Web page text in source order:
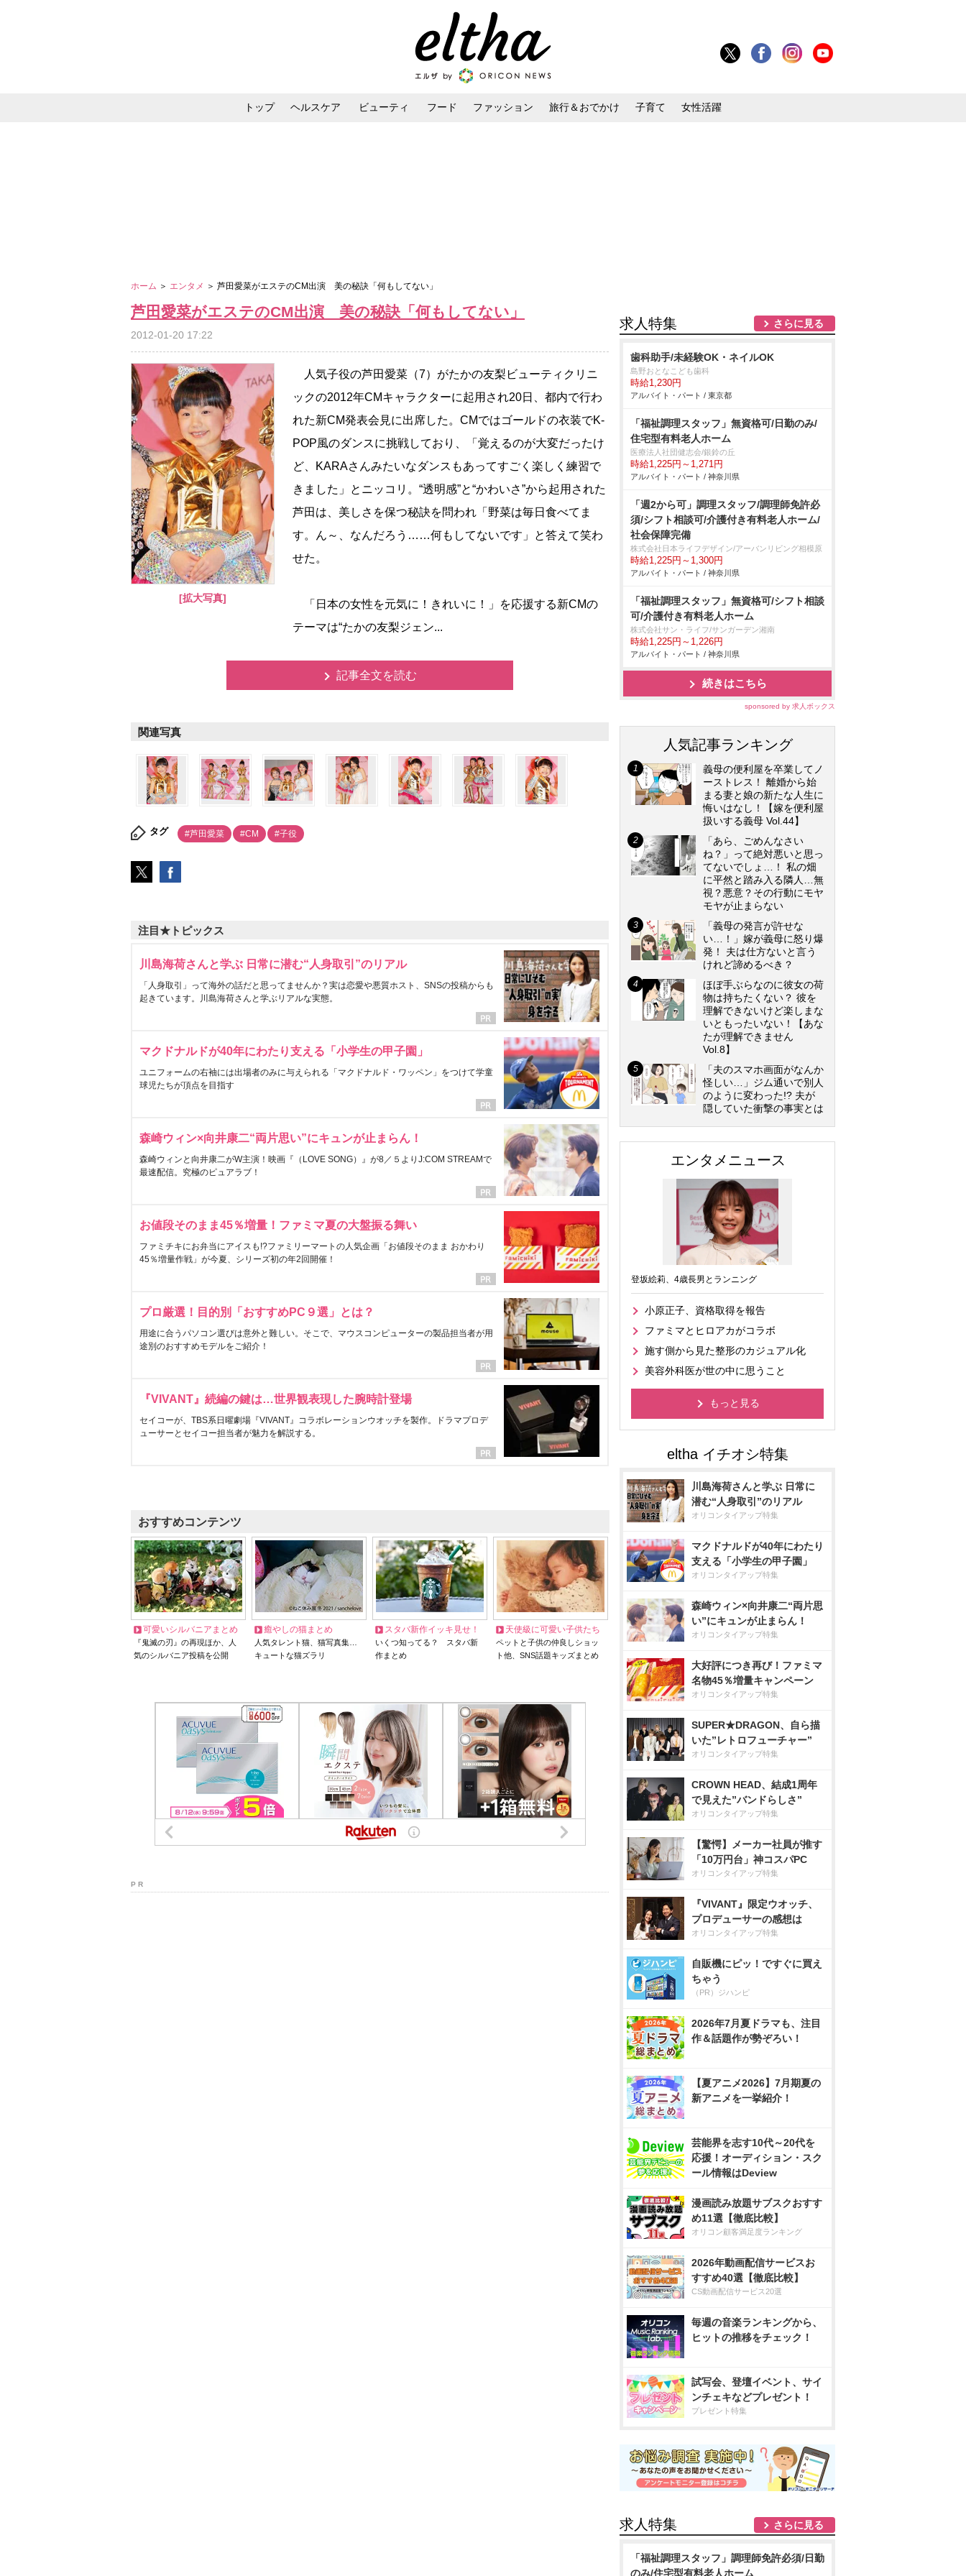
トップ ヘルスケア ビューティ フード ファッション 旅行＆おでかけ 子育て 女性活躍
ホーム ＞ エンタメ ＞ 芦田愛菜がエステのCM出演 美の秘訣「何もしてない」
芦田愛菜がエステのCM出演 美の秘訣「何もしてない」
2012-01-20 17:22
[拡大写真]
人気子役の芦田愛菜（7）がたかの友梨ビューティクリニ
ックの2012年CMキャラクターに起用され20日、都内で行わ
れた新CM発表会見に出席した。CMではゴールドの衣装でK-
POP風のダンスに挑戦しており、「覚えるのが大変だったけ
ど、KARAさんみたいなダンスもあってすごく楽しく練習で
きました」とニッコリ。“透明感”と“かわいさ”から起用された
芦田は、美しさを保つ秘訣を問われ「野菜は毎日食べてま
す。ん～、なんだろう……何もしてないです」と答えて笑わ
せた。
「日本の女性を元気に！きれいに！」を応援する新CMの
テーマは“たかの友梨ジェン...
記事全文を読む
関連写真
タグ #芦田愛菜 #CM #子役
注目★トピックス
川島海荷さんと学ぶ 日常に潜む“人身取引”のリアル
「人身取引」って海外の話だと思ってませんか？実は恋愛や悪質ホスト、SNSの投稿からも
起きています。川島海荷さんと学ぶリアルな実態。
マクドナルドが40年にわたり支える「小学生の甲子園」
ユニフォームの右袖には出場者のみに与えられる「マクドナルド・ワッペン」をつけて学童
球児たちが頂点を目指す
森崎ウィン×向井康二“両片思い”にキュンが止まらん！
森崎ウィンと向井康二がW主演！映画『（LOVE SONG）』が8／５よりJ:COM STREAMで
最速配信。究極のピュアラブ！
お値段そのまま45％増量！ファミマ夏の大盤振る舞い
ファミチキにお弁当にアイスも!?ファミリーマートの人気企画「お値段そのまま おかわり
45％増量作戦」が今夏、シリーズ初の年2回開催！
プロ厳選！目的別「おすすめPC９選」とは？
用途に合うパソコン選びは意外と難しい。そこで、マウスコンピューターの製品担当者が用
途別のおすすめモデルをご紹介！
『VIVANT』続編の鍵は…世界観表現した腕時計登場
セイコーが、TBS系日曜劇場『VIVANT』コラボレーションウオッチを製作。ドラマプロデ
ューサーとセイコー担当者が魅力を解説する。
おすすめコンテンツ
可愛いシルバニアまとめ
『鬼滅の刃』の再現ほか、人
気のシルバニア投稿を公開
癒やしの猫まとめ
人気タレント猫、猫写真集…
キュートな猫ズラリ
スタバ新作イッキ見せ！
いくつ知ってる？ スタバ新
作まとめ
天使級に可愛い子供たち
ペットと子供の仲良しショッ
ト他、SNS話題キッズまとめ
P R
求人特集 さらに見る
歯科助手/未経験OK・ネイルOK
島野おとなこども歯科
時給1,230円
アルバイト・パート / 東京都
「福祉調理スタッフ」無資格可/日勤のみ/
住宅型有料老人ホーム
医療法人社団健志会/銀鈴の丘
時給1,225円～1,271円
アルバイト・パート / 神奈川県
「週2から可」調理スタッフ/調理師免許必
須/シフト相談可/介護付き有料老人ホーム/
社会保障完備
株式会社日本ライフデザイン/アーバンリビング相模原
時給1,225円～1,300円
アルバイト・パート / 神奈川県
「福祉調理スタッフ」無資格可/シフト相談
可/介護付き有料老人ホーム
株式会社サン・ライフ/サンガーデン湘南
時給1,225円～1,226円
アルバイト・パート / 神奈川県
続きはこちら
sponsored by 求人ボックス
人気記事ランキング
義母の便利屋を卒業してノ
ーストレス！ 離婚から始
まる妻と娘の新たな人生に
悔いはなし！【嫁を便利屋
扱いする義母 Vol.44】
「あら、ごめんなさい
ね？」って絶対悪いと思っ
てないでしょ…！ 私の畑
に平然と踏み入る隣人…無
視？悪意？その行動にモヤ
モヤが止まらない
「義母の発言が許せな
い…！」嫁が義母に怒り爆
発！ 夫は仕方ないと言う
けれど諦めるべき？
ほぼ手ぶらなのに彼女の荷
物は持ちたくない？ 彼を
理解できないけど楽しまな
いともったいない！【あな
たが理解できません
Vol.8】
「夫のスマホ画面がなんか
怪しい…」ジム通いで別人
のように変わった!? 夫が
隠していた衝撃の事実とは
エンタメニュース
登坂絵莉、4歳長男とランニング
小原正子、資格取得を報告
ファミマとヒロアカがコラボ
施す側から見た整形のカジュアル化
美容外科医が世の中に思うこと
もっと見る
川島海荷さんと学ぶ 日常に
潜む“人身取引”のリアル
オリコンタイアップ特集
マクドナルドが40年にわたり
支える「小学生の甲子園」
オリコンタイアップ特集
森崎ウィン×向井康二“両片思
い”にキュンが止まらん！
オリコンタイアップ特集
大好評につき再び！ファミマ
名物45％増量キャンペーン
オリコンタイアップ特集
SUPER★DRAGON、自ら描
いた”レトロフューチャー”
オリコンタイアップ特集
CROWN HEAD、結成1周年
で見えた”バンドらしさ”
オリコンタイアップ特集
【驚愕】メーカー社員が推す
「10万円台」神コスパPC
オリコンタイアップ特集
『VIVANT』限定ウオッチ、
プロデューサーの感想は
オリコンタイアップ特集
自販機にピッ！ですぐに買え
ちゃう
（PR）ジハンピ
2026年7月夏ドラマも、注目
作＆話題作が勢ぞろい！
【夏アニメ2026】7月期夏の
新アニメを一挙紹介！
芸能界を志す10代～20代を
応援！オーディション・スク
ール情報はDeview
漫画読み放題サブスクおすす
め11選【徹底比較】
オリコン顧客満足度ランキング
2026年動画配信サービスお
すすめ40選【徹底比較】
CS動画配信サービス20選
毎週の音楽ランキングから、
ヒットの推移をチェック！
試写会、登壇イベント、サイ
ンチェキなどプレゼント！
プレゼント特集
求人特集 さらに見る
「福祉調理スタッフ」調理師免許必須/日勤
のみ/住宅型有料老人ホーム